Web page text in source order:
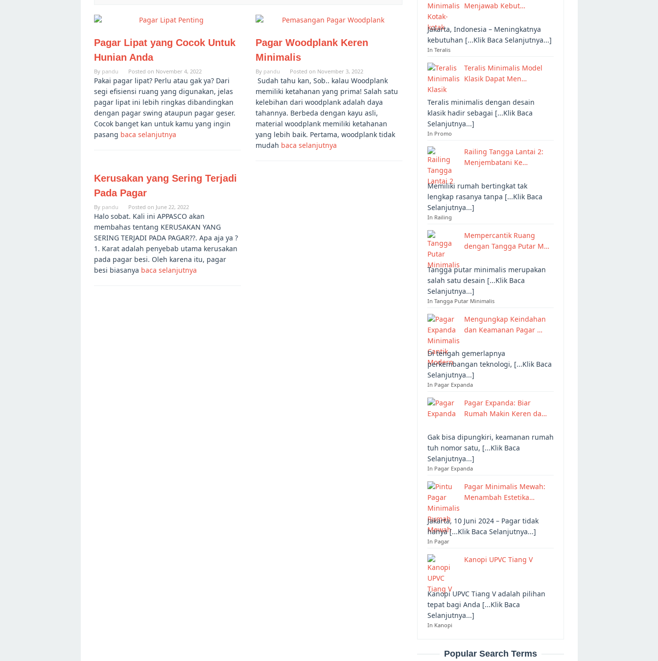
Pagar Lipat yang Cocok Untuk
Hunian Anda
By pandu Posted on November 4, 2022
Pakai pagar lipat? Perlu atau gak ya? Dari
segi efisiensi ruang yang digunakan, jelas
pagar lipat ini lebih ringkas dibandingkan
dengan pagar swing ataupun pagar geser.
Cocok banget kan untuk kamu yang ingin
pasang baca selanjutnya
Pagar Woodplank Keren
Minimalis
By pandu Posted on November 3, 2022
Sudah tahu kan, Sob.. kalau Woodplank
memiliki ketahanan yang prima! Salah satu
kelebihan dari woodplank adalah daya
tahannya. Berbeda dengan kayu asli,
material woodplank memiliki ketahanan
yang lebih baik. Pertama, woodplank tidak
mudah baca selanjutnya
Kerusakan yang Sering Terjadi
Pada Pagar
By pandu Posted on June 22, 2022
Halo sobat. Kali ini APPASCO akan
membahas tentang KERUSAKAN YANG
SERING TERJADI PADA PAGAR??. Apa aja ya ?
1. Karat adalah penyebab utama kerusakan
pada pagar besi. Oleh karena itu, pagar
besi biasanya baca selanjutnya
Menjawab Kebut…
Jakarta, Indonesia – Meningkatnya
kebutuhan [...Klik Baca Selanjutnya...]
In Teralis
Teralis Minimalis Model
Klasik Dapat Men…
Teralis minimalis dengan desain
klasik hadir sebagai [...Klik Baca
Selanjutnya...]
In Promo
Railing Tangga Lantai 2:
Menjembatani Ke…
Memiliki rumah bertingkat tak
lengkap rasanya tanpa [...Klik Baca
Selanjutnya...]
In Railing
Mempercantik Ruang
dengan Tangga Putar M…
Tangga putar minimalis merupakan
salah satu desain [...Klik Baca
Selanjutnya...]
In Tangga Putar Minimalis
Mengungkap Keindahan
dan Keamanan Pagar …
Di tengah gemerlapnya
perkembangan teknologi, [...Klik Baca
Selanjutnya...]
In Pagar Expanda
Pagar Expanda: Biar
Rumah Makin Keren da…
Gak bisa dipungkiri, keamanan rumah
tuh nomor satu, [...Klik Baca
Selanjutnya...]
In Pagar Expanda
Pagar Minimalis Mewah:
Menambah Estetika…
Jakarta, 10 Juni 2024 – Pagar tidak
hanya [...Klik Baca Selanjutnya...]
In Pagar
Kanopi UPVC Tiang V
Kanopi UPVC Tiang V adalah pilihan
tepat bagi Anda [...Klik Baca
Selanjutnya...]
In Kanopi
Popular Search Terms